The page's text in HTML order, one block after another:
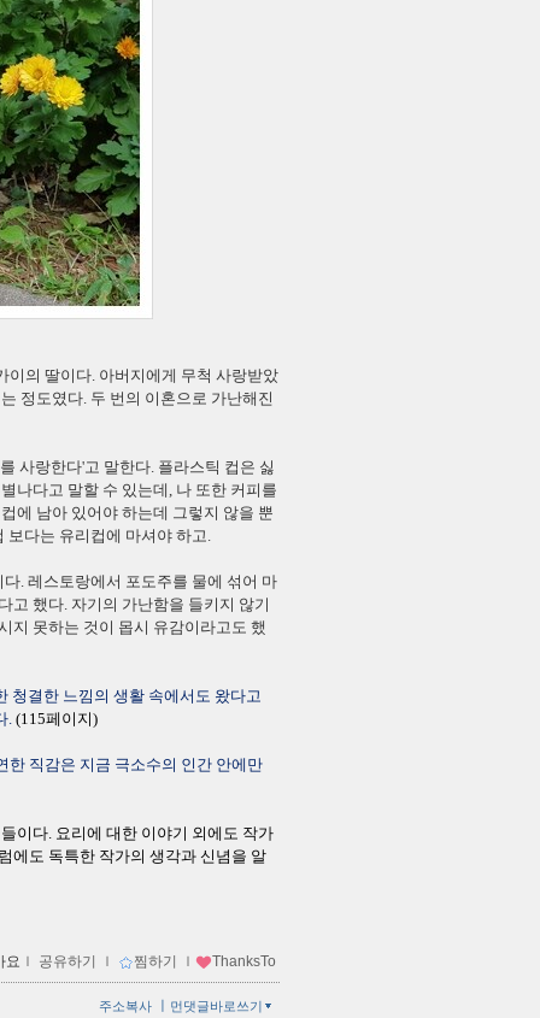
이의 딸이다. 아버지에게 무척 사랑받았
정도였다. 두 번의 이혼으로 가난해진
사랑한다'고 말한다. 플라스틱 컵은 싫
나다고 말할 수 있는데, 나 또한 커피를
에 남아 있어야 하는데 그렇지 않을 뿐
보다는 유리컵에 마셔야 하고.
. 레스토랑에서 포도주를 물에 섞어 마
고 했다. 자기의 가난함을 들키지 않기
지 못하는 것이 몹시 유감이라고도 했
청결한 느낌의 생활 속에서도 왔다고
. (115페이지)
한 직감은 지금 극소수의 인간 안에만
이다. 요리에 대한 이야기 외에도 작가
에도 독특한 작가의 생각과 신념을 알
요 ｌ 공유하기 ｌ 찜하기 ｌ ThanksTo
먼댓글바로쓰기
주소복사